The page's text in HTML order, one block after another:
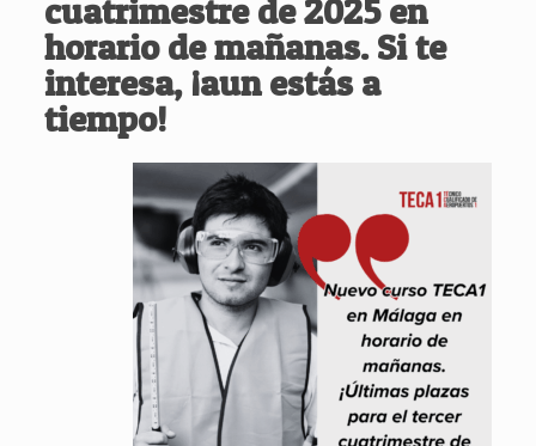
cuatrimestre de 2025 en
horario de mañanas. Si te
interesa, ¡aun estás a
tiempo!